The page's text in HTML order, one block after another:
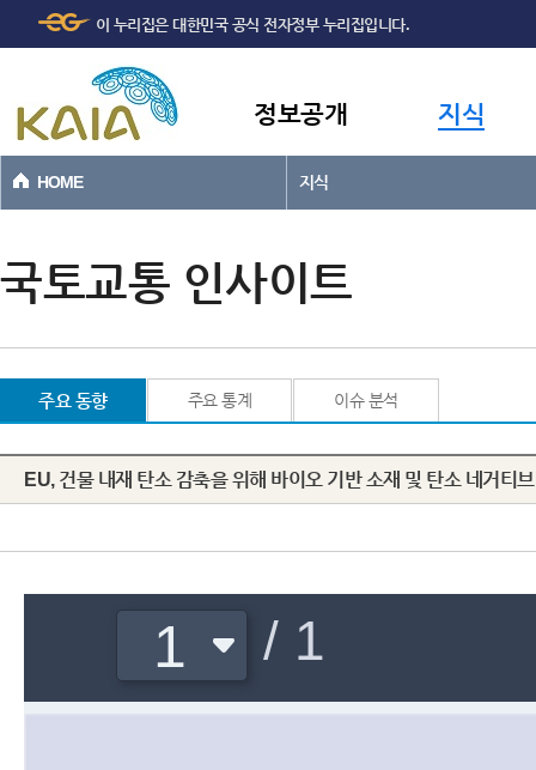
본문바로가기
이 누리집은 대한민국 공식 전자정부 누리집입니다.
정보공개 지식
HOME 지식
국토교통 인사이트
주요 동향 주요 통계 이슈 분석
EU, 건물 내재 탄소 감축을 위해 바이오 기반 소재 및 탄소 네거티